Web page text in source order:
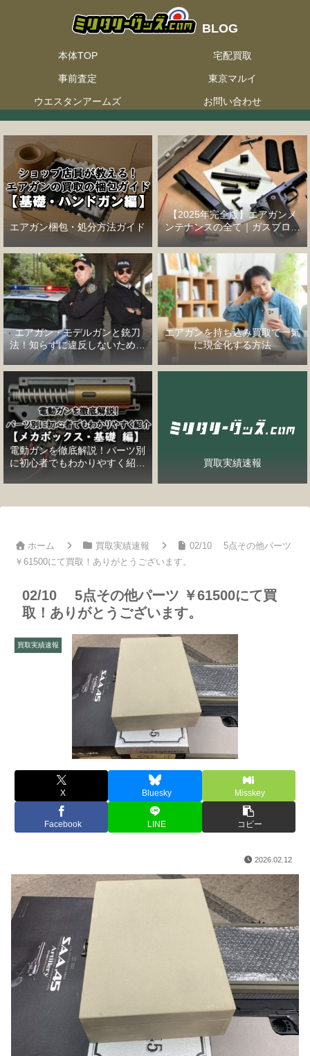
本体TOP 宅配買取
事前査定 東京マルイ
ウエスタンアームズ お問い合わせ
エアガン梱包・処分方法ガイド
【2025年完全版】エアガンメ
ンテナンスの全て｜ガスブロー
バックハンドガン編
エアガン・モデルガンと銃刀
法！知らずに違反しないための
完全ガイド
エアガンを持ち込み買取で一気
に現金化する方法
電動ガンを徹底解説！パーツ別
に初心者でもわかりやすく紹介
【メカボックス・基礎編】
買取実績速報
ホーム 買取実績速報
02/10 5点その他パーツ
￥61500にて買取！ありがとうございます。
02/10 5点その他パーツ ￥61500にて買
取！ありがとうございます。
買取実績速報
X Bluesky Misskey
Facebook LINE コピー
2026.02.12